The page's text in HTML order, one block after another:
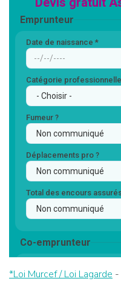
*Loi Murcef / Loi Lagarde -